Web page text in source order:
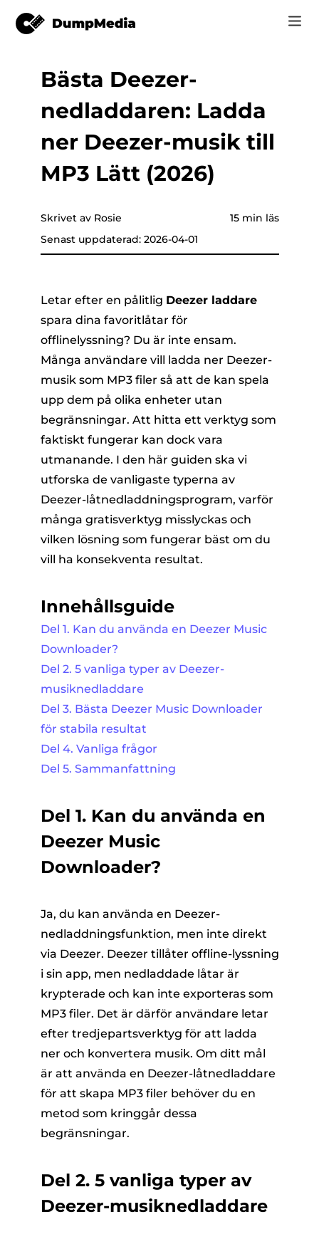
Music
som helst
Video
Online-verktyg
Spotify till mp3
HITTA BUTIK
Support
Logga in
Registrera
Bästa Deezer-
nedladdaren: Ladda
ner Deezer-musik till
MP3 Lätt (2026)
Skrivet av Rosie
Senast uppdaterad: 2026-04-01
15 min läs
Letar efter en pålitlig Deezer laddare
spara dina favoritlåtar för
offlinelyssning? Du är inte ensam.
Många användare vill ladda ner Deezer-
musik som MP3 filer så att de kan spela
upp dem på olika enheter utan
begränsningar. Att hitta ett verktyg som
faktiskt fungerar kan dock vara
utmanande. I den här guiden ska vi
utforska de vanligaste typerna av
Deezer-låtnedladdningsprogram, varför
många gratisverktyg misslyckas och
vilken lösning som fungerar bäst om du
vill ha konsekventa resultat.
Innehållsguide
Del 1. Kan du använda en Deezer Music
Downloader?
Del 2. 5 vanliga typer av Deezer-
musiknedladdare
Del 3. Bästa Deezer Music Downloader
för stabila resultat
Del 4. Vanliga frågor
Del 5. Sammanfattning
Del 1. Kan du använda en
Deezer Music
Downloader?
Ja, du kan använda en Deezer-
nedladdningsfunktion, men inte direkt
via Deezer. Deezer tillåter offline-lyssning
i sin app, men nedladdade låtar är
krypterade och kan inte exporteras som
MP3 filer. Det är därför användare letar
efter tredjepartsverktyg för att ladda
ner och konvertera musik. Om ditt mål
är att använda en Deezer-låtnedladdare
för att skapa MP3 filer behöver du en
metod som kringgår dessa
begränsningar.
Del 2. 5 vanliga typer av
Deezer-musiknedladdare